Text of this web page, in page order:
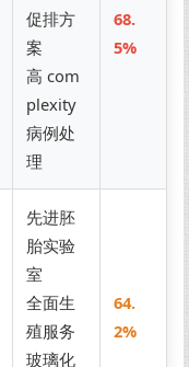
促排方
案
高 com
plexity
病例处
理
68.
5%
先进胚
胎实验
室
全面生
殖服务
玻璃化
64.
2%